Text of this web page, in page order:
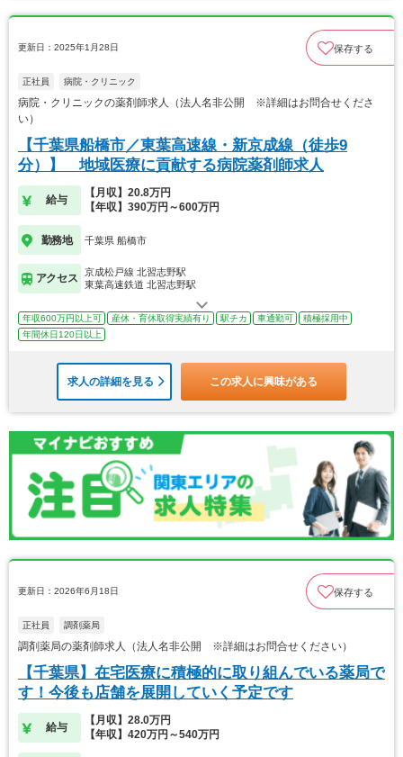
更新日：2025年1月28日 保存する
正社員 病院・クリニック
病院・クリニックの薬剤師求人（法人名非公開 ※詳細はお問合せくださ
い）
【千葉県船橋市／東葉高速線・新京成線（徒歩9
分）】 地域医療に貢献する病院薬剤師求人
給与
【月収】20.8万円
【年収】390万円～600万円
勤務地 千葉県 船橋市
アクセス
京成松戸線 北習志野駅
東葉高速鉄道 北習志野駅
年収600万円以上可 産休・育休取得実績有り 駅チカ 車通勤可
積極採用中
年間休日120日以上
求人の詳細を見る この求人に興味がある
更新日：2026年6月18日 保存する
正社員 調剤薬局
調剤薬局の薬剤師求人（法人名非公開 ※詳細はお問合せください）
【千葉県】在宅医療に積極的に取り組んでいる薬局で
す！今後も店舗を展開していく予定です
給与
【月収】28.0万円
【年収】420万円～540万円